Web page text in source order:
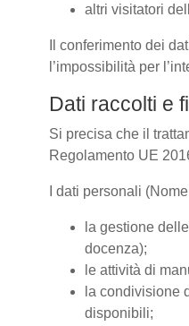
altri visitatori
Il conferimento dei
l’impossibilità per
Dati raccolti e
Si precisa che il
Regolamento UE
I dati personali
la gestione
docenza);
le attività di
la condivisione
disponibili;